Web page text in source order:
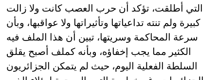
التي أطلقت، تؤكد أن حرب العصب كانت ولا زالت
كبيرة ولم تنته تداعياتها وتأثيراتها ولا عواقبها، وبأن
سرعة المحاكمة وسريتها، تبين أن هذا الملف فيه
الكثير مما يجب إخفاؤه، وبأنه كملف أصبح يقلق
السلطة الفعلية اليوم، حيث لم يتمكن الجزائريون